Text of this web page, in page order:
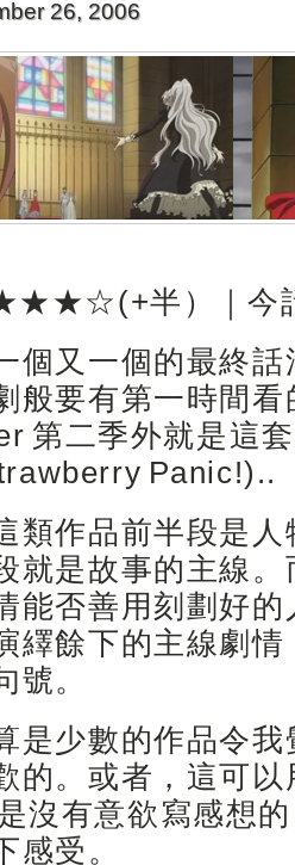
26, 2006
半）｜今
個又一個的最終
般要有第一時間
第二季外就是這
Panic!)..
類作品前半段是
就是故事的主線
能否善用刻劃好
繹餘下的主線劇
號。
是少數的作品令
的。或者，這可
沒有意欲寫感想
感受。